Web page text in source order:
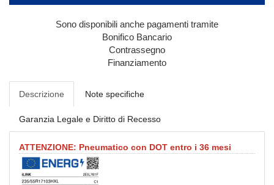
Sono disponibili anche pagamenti tramite
Bonifico Bancario
Contrassegno
Finanziamento
Descrizione Note specifiche
Garanzia Legale e Diritto di Recesso
ATTENZIONE: Pneumatico con DOT entro i 36 mesi